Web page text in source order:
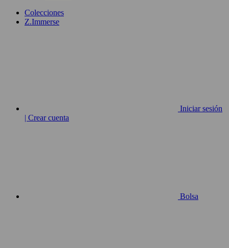
Colecciones
Z.Immerse
Iniciar sesión
| Crear cuenta
Bolsa